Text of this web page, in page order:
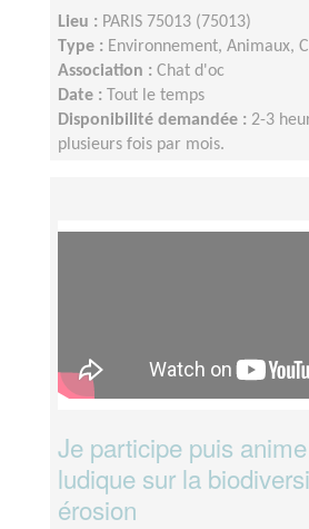
Lieu : PARIS 75013 (75013)
Type : Environnement, Animaux,
Association : Chat d'oc
Date :
Tout le temps
Disponibilité demandée : 2-3
plusieurs fois par mois.
Je participe puis
ludique sur la
érosion